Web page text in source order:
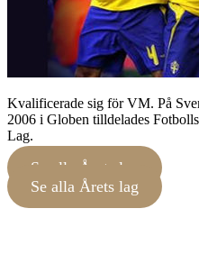
Kvalificerade sig för VM. På
2006 i Globen tilldelades
Lag.
Se alla Årets lag
Se alla Årets lag